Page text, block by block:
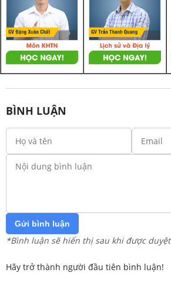
BÌNH LUẬN
Gửi bình luận
*Bình luận sẽ hiển thị sau khi được duyệt
Hãy trở thành người đầu tiên bình luận!